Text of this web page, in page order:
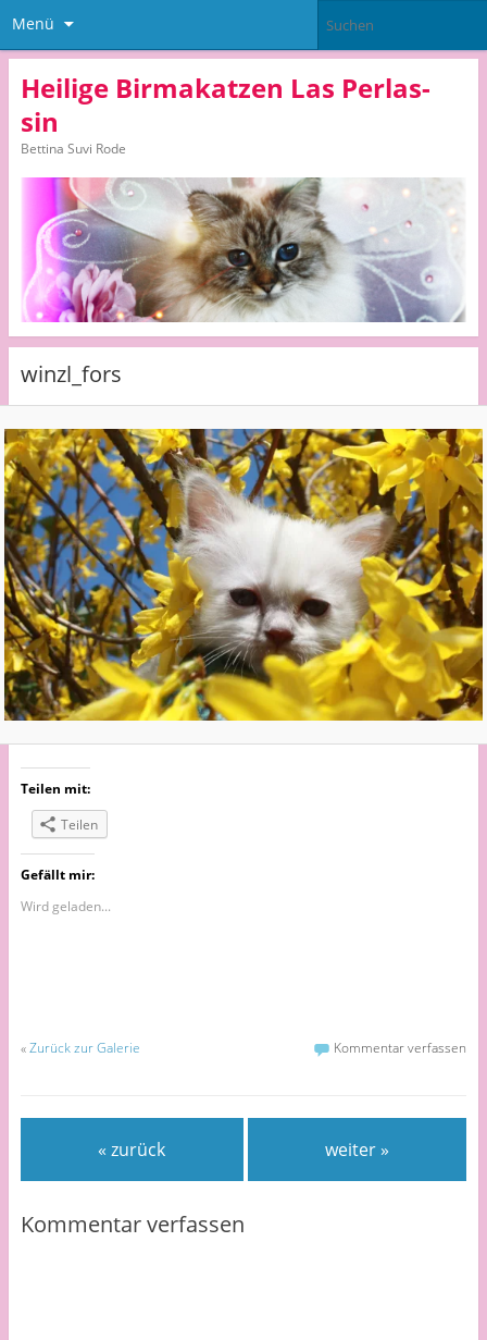
Menü
Heilige Birmakatzen Las Perlas-
sin
Bettina Suvi Rode
winzl_fors
Teilen mit:
Teilen
Gefällt mir:
Wird geladen...
«Zurück zur Galerie Kommentar verfassen
« zurück weiter »
Kommentar verfassen